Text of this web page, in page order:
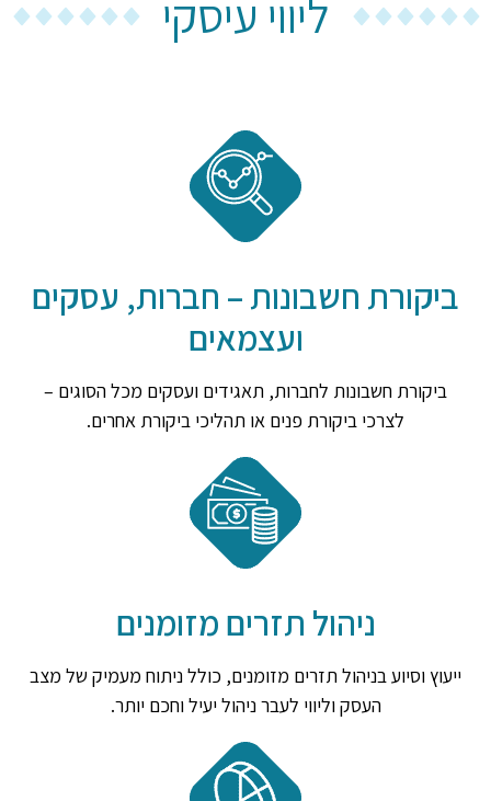
ליווי עיסקי
ביקורת חשבונות – חברות, עסקים
ועצמאים
ביקורת חשבונות לחברות, תאגידים ועסקים מכל הסוגים –
לצרכי ביקורת פנים או תהליכי ביקורת אחרים.
ניהול תזרים מזומנים
ייעוץ וסיוע בניהול תזרים מזומנים, כולל ניתוח מעמיק של מצב
העסק וליווי לעבר ניהול יעיל וחכם יותר.